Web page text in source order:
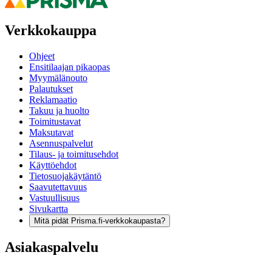
Verkkokauppa
Ohjeet
Ensitilaajan pikaopas
Myymälänouto
Palautukset
Reklamaatio
Takuu ja huolto
Toimitustavat
Maksutavat
Asennuspalvelut
Tilaus- ja toimitusehdot
Käyttöehdot
Tietosuojakäytäntö
Saavutettavuus
Vastuullisuus
Sivukartta
Mitä pidät Prisma.fi-verkkokaupasta?
Asiakaspalvelu